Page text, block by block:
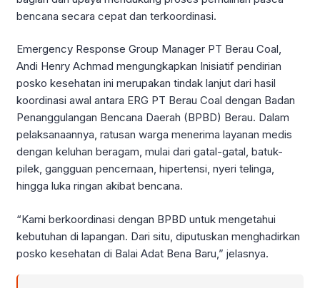
bencana secara cepat dan terkoordinasi.
Emergency Response Group Manager PT Berau Coal,
Andi Henry Achmad mengungkapkan Inisiatif pendirian
posko kesehatan ini merupakan tindak lanjut dari hasil
koordinasi awal antara ERG PT Berau Coal dengan Badan
Penanggulangan Bencana Daerah (BPBD) Berau. Dalam
pelaksanaannya, ratusan warga menerima layanan medis
dengan keluhan beragam, mulai dari gatal-gatal, batuk-
pilek, gangguan pencernaan, hipertensi, nyeri telinga,
hingga luka ringan akibat bencana.
“Kami berkoordinasi dengan BPBD untuk mengetahui
kebutuhan di lapangan. Dari situ, diputuskan menghadirkan
posko kesehatan di Balai Adat Bena Baru,” jelasnya.